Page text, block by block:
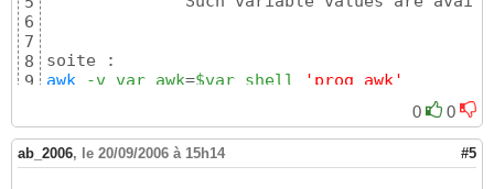
6
7
8
9
awk
-v var_awk=$var_shell 'prog awk'
0 0
ab_2006, le 20/09/2006 à 15h14 #5